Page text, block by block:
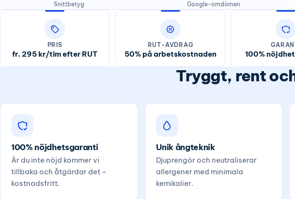
Snittbetyg Google-omdömen
PRIS
fr. 295 kr/tim efter RUT
RUT-AVDRAG
50% på arbetskostnaden 100%
Tryggt, rent
100% nöjdhetsgaranti
Är du inte nöjd kommer vi
tillbaka och åtgärdar det –
kostnadsfritt.
Unik ångteknik
Djuprengör och neutraliserar
allergener med minimala
kemikalier.